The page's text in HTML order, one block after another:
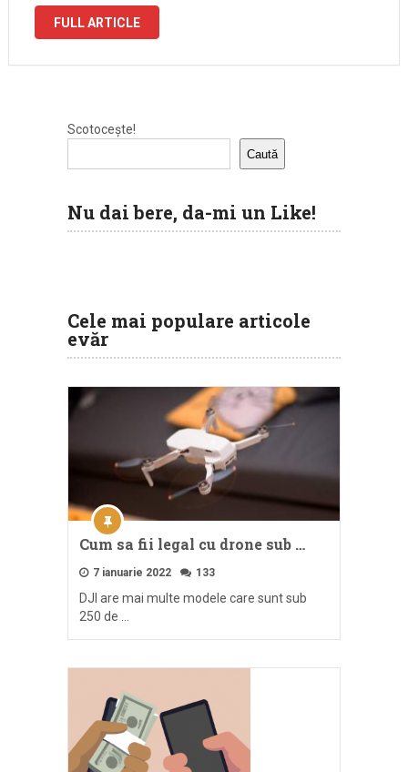
ecranul crapat, telefonul inca functioneaza
FULL ARTICLE
Scotocește!
Caută
Nu dai bere, da-mi un Like!
Cele mai populare articole
evăr
Cum sa fii legal cu drone sub …
7 ianuarie 2022 133
DJI are mai multe modele care sunt sub
250 de …